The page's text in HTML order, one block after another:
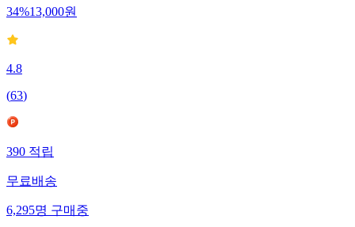
34%13,000원
4.8
(63)
390적립
무료배송
6,295명구매중